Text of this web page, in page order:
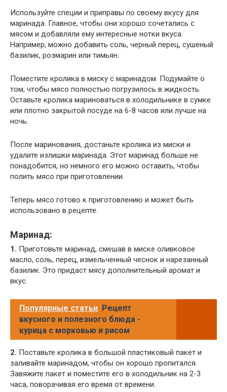
Используйте специи и приправы по своему вкусу для
маринада. Главное, чтобы они хорошо сочетались с
мясом и добавляли ему интересные нотки вкуса.
Например, можно добавить соль, черный перец, сушеный
базилик, розмарин или тимьян.
Поместите кролика в миску с маринадом. Подумайте о
том, чтобы мясо полностью погрузилось в жидкость.
Оставьте кролика мариноваться в холодильнике в сумке
или плотно закрытой посуде на 6-8 часов или лучше на
ночь.
После маринования, достаньте кролика из миски и
удалите излишки маринада. Этот маринад больше не
понадобится, но немного его можно оставить, чтобы
полить мясо при приготовлении.
Теперь мясо готово к приготовлению и может быть
использовано в рецепте.
Маринад:
1. Приготовьте маринад, смешав в миске оливковое
масло, соль, перец, измельченный чеснок и нарезанный
базилик. Это придаст мясу дополнительный аромат и
вкус.
Популярные статьи Рецепт
вкусного и полезного блюда -
курица с морковью и рисом
2. Поставьте кролика в большой пластиковый пакет и
заливайте маринадом, чтобы он хорошо пропитался.
Завяжите пакет и поместите его в холодильник на 2-3
часа, поворачивая его время от времени.